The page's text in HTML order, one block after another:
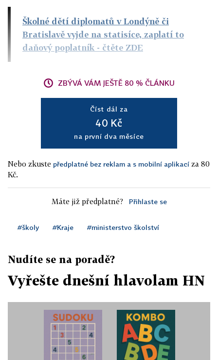
Školné dětí diplomatů v Londýně či
Bratislavě vyjde na statisíce, zaplatí to
daňový poplatník - čtěte ZDE
ZBÝVÁ VÁM JEŠTĚ 80 % ČLÁNKU
Číst dál za
40 Kč
na první dva měsíce
Nebo zkuste předplatné bez reklam a s mobilní aplikací za 80
Kč.
Máte již předplatné? Přihlaste se
#školy #Kraje #ministerstvo školství
Nudíte se na poradě?
Vyřešte dnešní hlavolam HN